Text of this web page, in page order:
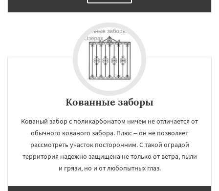
Кованные заборы
Кованый забор с поликарбонатом ничем не отличается от
обычного кованого забора. Плюс – он не позволяет
рассмотреть участок посторонним. С такой оградой
территория надежно защищена не только от ветра, пыли
и грязи, но и от любопытных глаз.